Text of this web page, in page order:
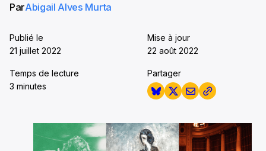
ParAbigail Alves Murta
Publié le
21 juillet 2022
Mise à jour
22 août 2022
Temps de lecture
3 minutes
Partager